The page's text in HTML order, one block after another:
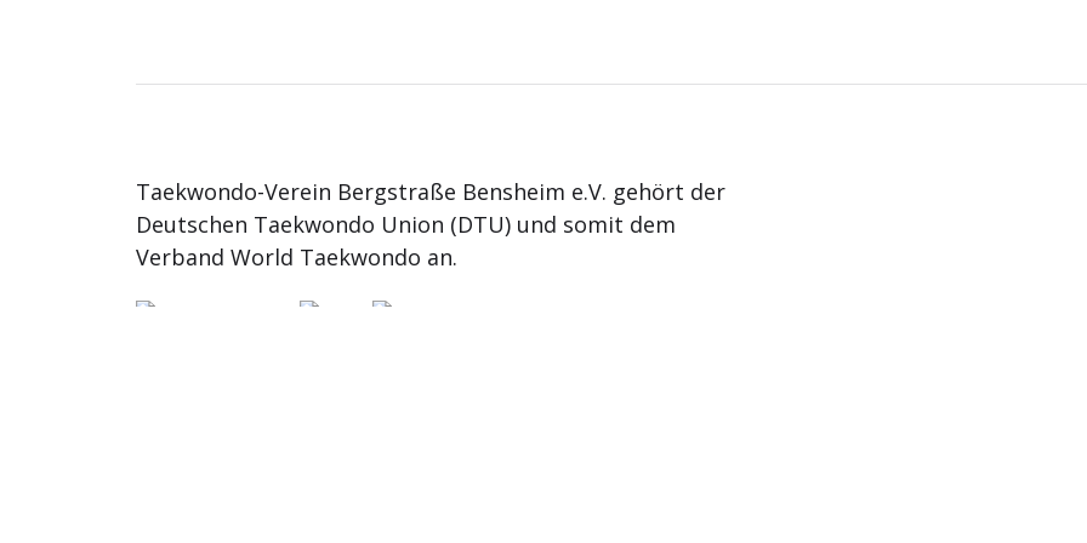
Taekwondo-Verein Bergstraße Bensheim e.V. gehört der
Deutschen Taekwondo Union (DTU) und somit dem
Verband World Taekwondo an.